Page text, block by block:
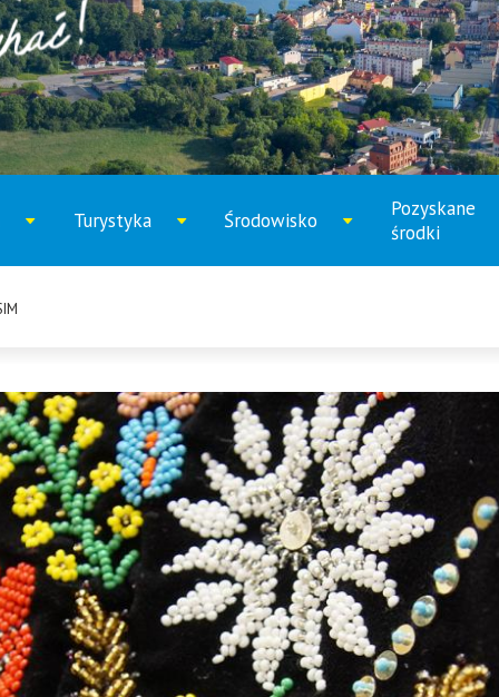
Rozwiń
Turystyka
Rozwiń
Środowisko
Pozyskane
środki